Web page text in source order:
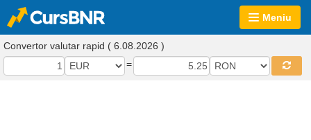
Meniu
Convertor valutar rapid ( 6.08.2026 )
=